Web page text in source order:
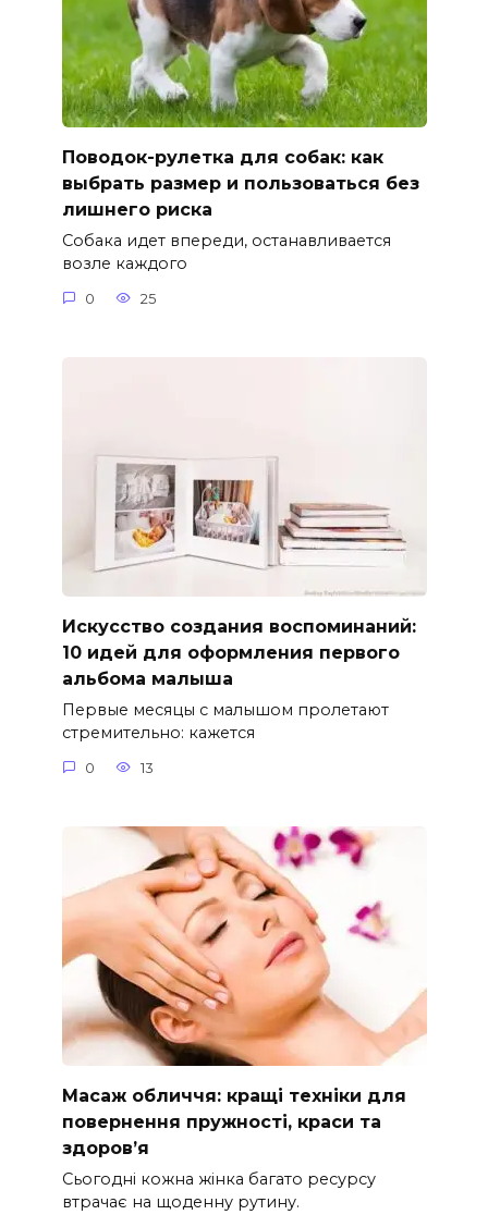
Поводок-рулетка для собак: как
выбрать размер и пользоваться без
лишнего риска
Собака идет впереди, останавливается
возле каждого
0 25
Искусство создания воспоминаний:
10 идей для оформления первого
альбома малыша
Первые месяцы с малышом пролетают
стремительно: кажется
0 13
Масаж обличчя: кращі техніки для
повернення пружності, краси та
здоров’я
Сьогодні кожна жінка багато ресурсу
втрачає на щоденну рутину.